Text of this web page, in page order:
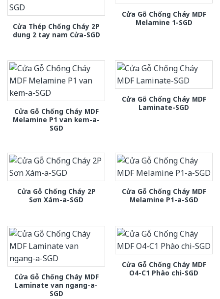
Cửa Thép Chống Cháy 2P
dung 2 tay nam Cửa-SGD
Cửa Gỗ Chống Cháy MDF
Melamine 1-SGD
Cửa Gỗ Chống Cháy MDF
Melamine P1 van kem-a-
SGD
Cửa Gỗ Chống Cháy MDF
Laminate-SGD
Cửa Gỗ Chống Cháy 2P
Sơn Xám-a-SGD
Cửa Gỗ Chống Cháy MDF
Melamine P1-a-SGD
Cửa Gỗ Chống Cháy MDF
Laminate van ngang-a-
SGD
Cửa Gỗ Chống Cháy MDF
O4-C1 Phào chi-SGD